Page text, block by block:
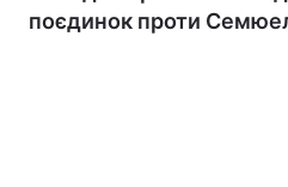
поєдинок проти